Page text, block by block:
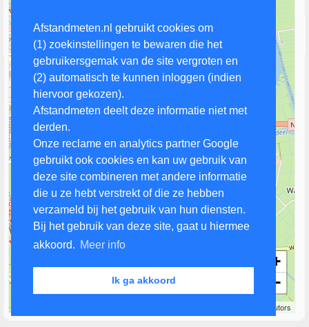
Afstandmeten.nl gebruikt cookies om
(1) zoekinstellingen te bewaren die het
gebruikersgemak van de site vergroten en
(2) automatisch te kunnen inloggen (indien
hiervoor gekozen).
Afstandmeten deelt deze informatie niet met
derden.
Onze reclame en analytics partner Google
gebruikt ook cookies en kan uw gebruik van
deze site combineren met andere informatie
die u ze hebt verstrekt of die ze hebben
verzameld bij het gebruik van hun diensten.
Bij het gebruik van deze site, gaat u hiermee
akkoord. Meer info
Ik ga akkoord
+
−
contributors